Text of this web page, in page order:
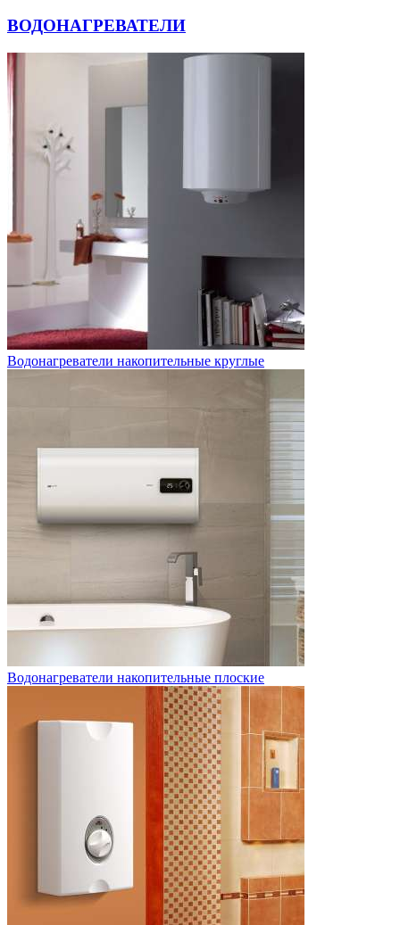
ВОДОНАГРЕВАТЕЛИ
Водонагреватели накопительные круглые
Водонагреватели накопительные плоские